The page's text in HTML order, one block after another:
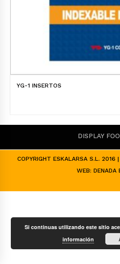
YG-1 INSERTOS
DISPLAY
COPYRIGHT ESKALARSA S.L. 2016 |
WEB: DENADA
Si continuas utilizando este sitio
información